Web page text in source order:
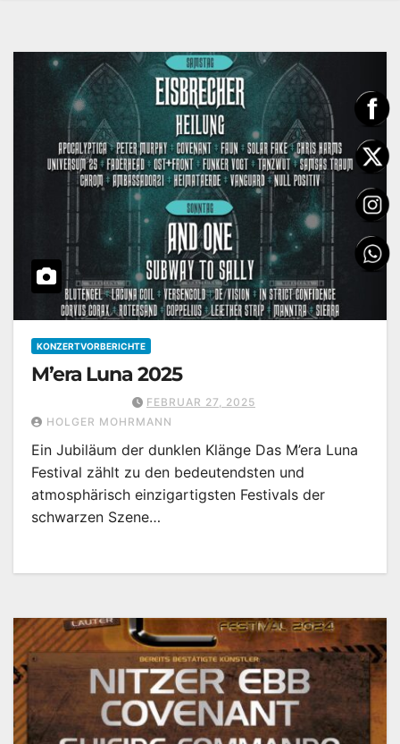
KONZERTVORBERICHTE
M’era Luna 2025
FEBRUAR 27, 2025
HOLGER MOHRMANN
Ein Jubiläum der dunklen Klänge Das M’era Luna
Festival zählt zu den bedeutendsten und
atmosphärisch einzigartigsten Festivals der
schwarzen Szene…